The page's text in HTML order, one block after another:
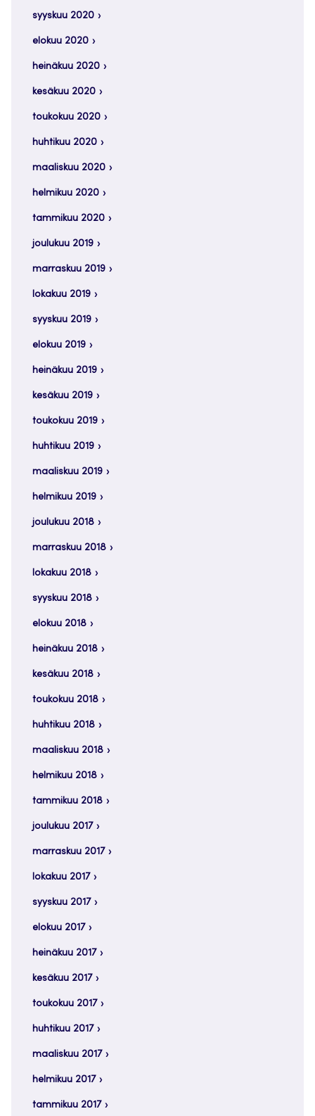
syyskuu 2020
elokuu 2020
heinäkuu 2020
kesäkuu 2020
toukokuu 2020
huhtikuu 2020
maaliskuu 2020
helmikuu 2020
tammikuu 2020
joulukuu 2019
marraskuu 2019
lokakuu 2019
syyskuu 2019
elokuu 2019
heinäkuu 2019
kesäkuu 2019
toukokuu 2019
huhtikuu 2019
maaliskuu 2019
helmikuu 2019
joulukuu 2018
marraskuu 2018
lokakuu 2018
syyskuu 2018
elokuu 2018
heinäkuu 2018
kesäkuu 2018
toukokuu 2018
huhtikuu 2018
maaliskuu 2018
helmikuu 2018
tammikuu 2018
joulukuu 2017
marraskuu 2017
lokakuu 2017
syyskuu 2017
elokuu 2017
heinäkuu 2017
kesäkuu 2017
toukokuu 2017
huhtikuu 2017
maaliskuu 2017
helmikuu 2017
tammikuu 2017